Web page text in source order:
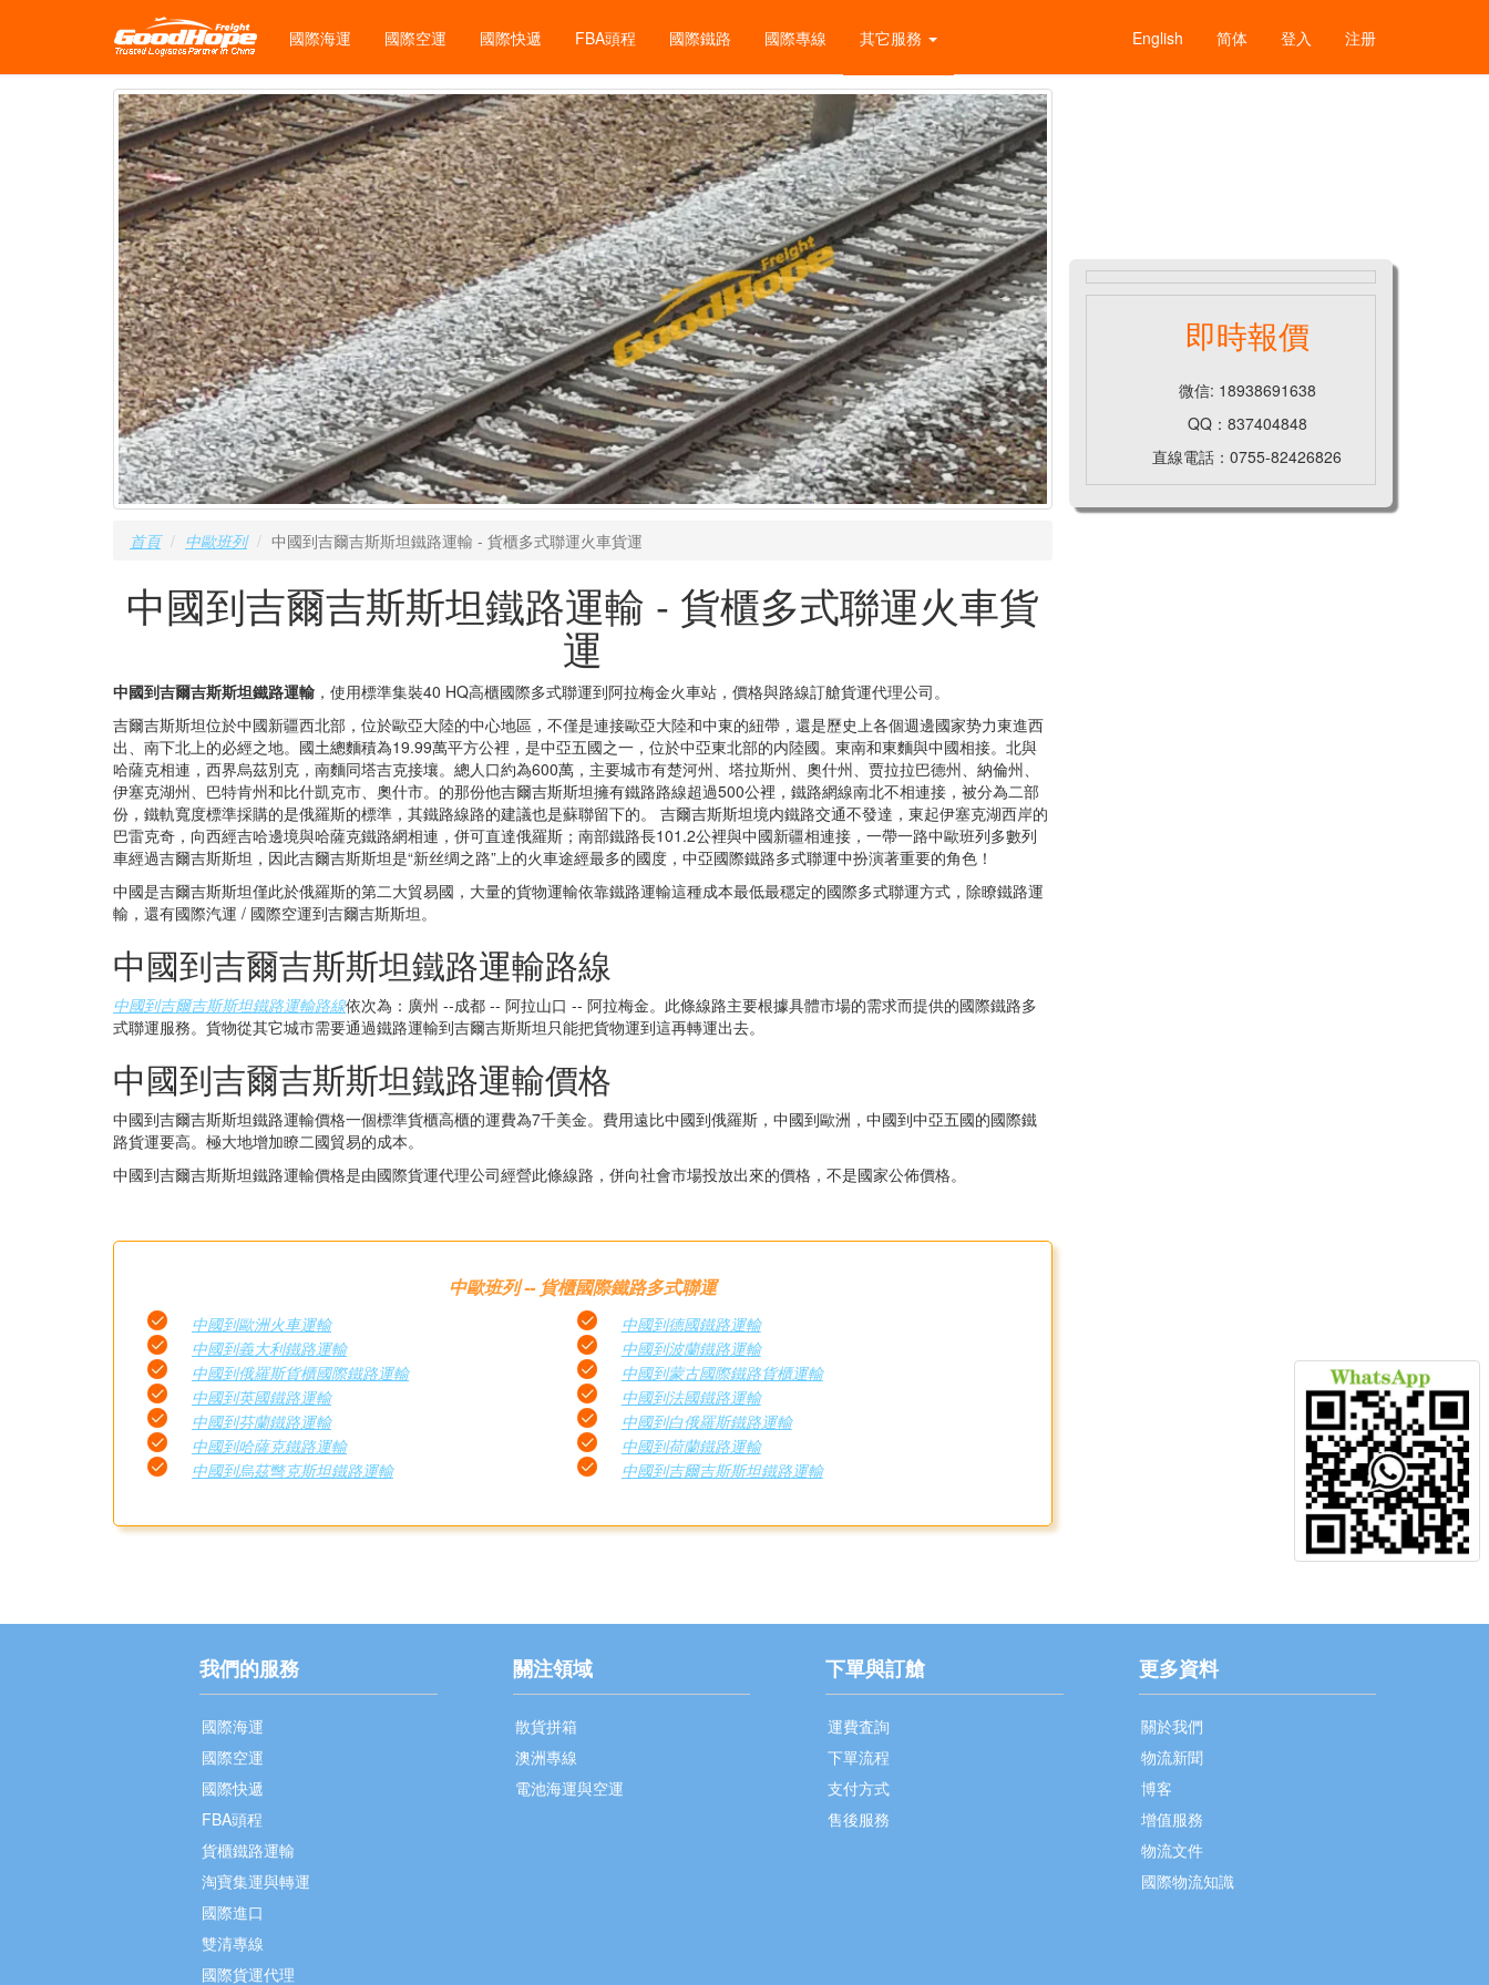
國際海運 國際空運 國際快遞 FBA頭程 國際鐵路 國際專線 其它服務 English 简体 登入 注册
首頁 中歐班列 中國到吉爾吉斯斯坦鐵路運輸 - 貨櫃多式聯運火車貨運
中國到吉爾吉斯斯坦鐵路運輸 - 貨櫃多式聯運火車貨
運
中國到吉爾吉斯斯坦鐵路運輸 ，使用標準集裝40 HQ高櫃國際多式聯運到阿拉梅金火車站，價格與路線訂艙貨運代理公司。
吉爾吉斯斯坦位於中國新疆西北部，位於歐亞大陸的中心地區，不僅是連接歐亞大陸和中東的紐帶，還是歷史上各個週邊國家势力東進西
出、南下北上的必經之地。國土總麵積為19.99萬平方公裡，是中亞五國之一，位於中亞東北部的内陸國。東南和東麵與中國相接。北與
哈薩克相連，西界烏茲別克，南麵同塔吉克接壤。總人口約為600萬，主要城市有楚河州、塔拉斯州、奧什州、贾拉拉巴德州、納倫州、
伊塞克湖州、巴特肯州和比什凱克市、奧什市。的那份他吉爾吉斯斯坦擁有鐵路路線超過500公裡，鐵路網線南北不相連接，被分為二部
份，鐵軌寬度標準採購的是俄羅斯的標準，其鐵路線路的建議也是蘇聯留下的。 吉爾吉斯斯坦境内鐵路交通不發達，東起伊塞克湖西岸的
巴雷克奇，向西經吉哈邊境與哈薩克鐵路網相連，併可直達俄羅斯；南部鐵路長101.2公裡與中國新疆相連接，一帶一路中歐班列多數列
車經過吉爾吉斯斯坦，因此吉爾吉斯斯坦是“新丝绸之路”上的火車途經最多的國度，中亞國際鐵路多式聯運中扮演著重要的角色！
中國是吉爾吉斯斯坦僅此於俄羅斯的第二大貿易國，大量的貨物運輸依靠鐵路運輸這種成本最低最穩定的國際多式聯運方式，除瞭鐵路運
輸，還有國際汽運 / 國際空運到吉爾吉斯斯坦。
中國到吉爾吉斯斯坦鐵路運輸路線
中國到吉爾吉斯斯坦鐵路運輸路線依次為：廣州 --成都 -- 阿拉山口 -- 阿拉梅金。此條線路主要根據具體市場的需求而提供的國際鐵路多
式聯運服務。貨物從其它城市需要通過鐵路運輸到吉爾吉斯斯坦只能把貨物運到這再轉運出去。
中國到吉爾吉斯斯坦鐵路運輸價格
中國到吉爾吉斯斯坦鐵路運輸價格一個標準貨櫃高櫃的運費為7千美金。費用遠比中國到俄羅斯，中國到歐洲，中國到中亞五國的國際鐵
路貨運要高。極大地增加瞭二國貿易的成本。
中國到吉爾吉斯斯坦鐵路運輸價格是由國際貨運代理公司經營此條線路，併向社會市場投放出來的價格，不是國家公佈價格。
中歐班列 -- 貨櫃國際鐵路多式聯運
中國到歐洲火車運輸
中國到德國鐵路運輸
中國到義大利鐵路運輸
中國到波蘭鐵路運輸
中國到俄羅斯貨櫃國際鐵路運輸
中國到蒙古國際鐵路貨櫃運輸
中國到英國鐵路運輸
中國到法國鐵路運輸
中國到芬蘭鐵路運輸
中國到白俄羅斯鐵路運輸
中國到哈薩克鐵路運輸
中國到荷蘭鐵路運輸
中國到烏茲彆克斯坦鐵路運輸
中國到吉爾吉斯斯坦鐵路運輸
即時報價
微信: 18938691638
QQ：837404848
直線電話：0755-82426826
我們的服務
國際海運
國際空運
國際快遞
FBA頭程
貨櫃鐵路運輸
淘寶集運與轉運
國際進口
雙清專線
國際貨運代理
關注領域
散貨拼箱
澳洲專線
電池海運與空運
下單與訂艙
運費査詢
下單流程
支付方式
售後服務
更多資料
關於我們
物流新聞
博客
增值服務
物流文件
國際物流知識